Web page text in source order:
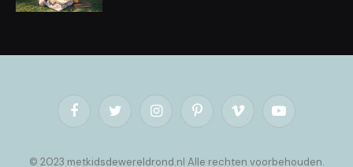
FacebookTwitter InstagramPinterestVimeo YouTube
© 2023 metkidsdewereldrond.nl Alle rechten voorbehouden.